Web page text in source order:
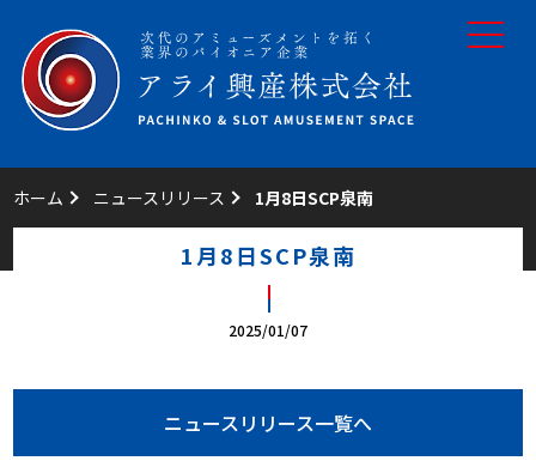
toggle
ホーム ニュースリリース 1月8日SCP泉南
1月8日SCP泉南
2025/01/07
ニュースリリース一覧へ